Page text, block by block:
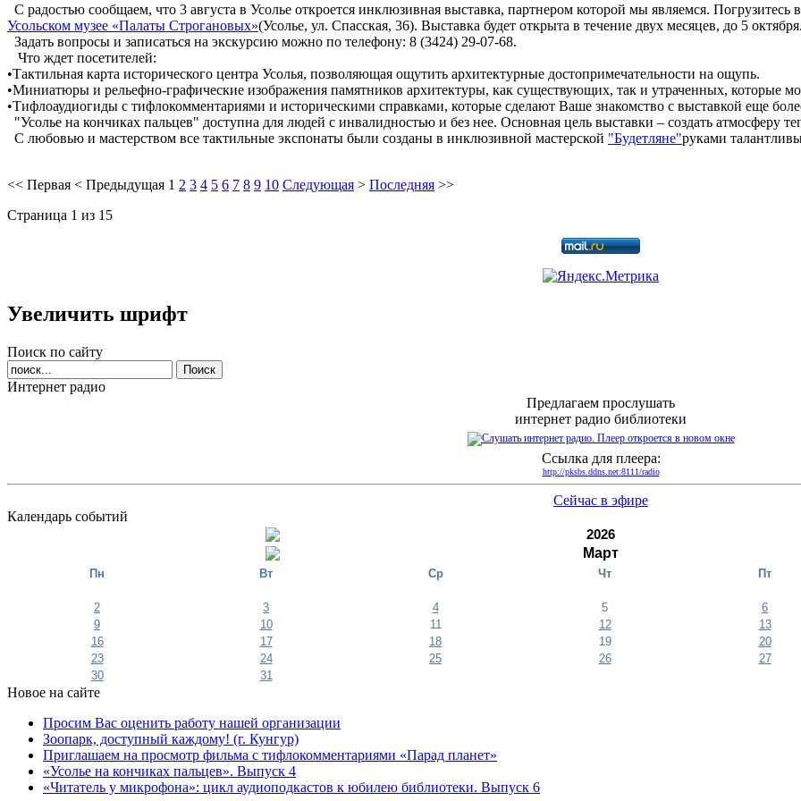
С радостью сообщаем, что 3 августа в Усолье откроется инклюзивная выставка, партнером которой мы являемся.
Усольском музее «Палаты Строгановых»(Усолье, ул. Спасская, 36). Выставка будет открыта в течение двух месяцев, до 5 октября.
Задать вопросы и записаться на экскурсию можно по телефону: 8 (3424) 29-07-68.
️ Что ждет посетителей:
•Тактильная карта исторического центра Усолья, позволяющая ощутить архитектурные достопримечательности на ощупь.
•Миниатюры и рельефно-графические изображения памятников архитектуры, как существующих, так и утраченных, которые
•Тифлоаудиогиды с тифлокомментариями и историческими справками, которые сделают Ваше знакомство с выставкой еще
"Усолье на кончиках пальцев" доступна для людей с инвалидностью и без нее. ️Основная цель выставки – создать атмосферу
С любовью и мастерством все тактильные экспонаты были созданы в инклюзивной мастерской "Будетляне"руками
<< Первая < Предыдущая 1 2 3 4 5 6 7 8 9 10 Следующая > Последняя >>
Страница 1 из 15
Увеличить шрифт
Поиск по сайту
Интернет радио
Предлагаем прослушать
интернет радио библиотеки
Ссылка для плеера:
http://pksbs.ddns.net:8111/radio
Сейчас в эфире
Календарь событий
2026
Март
Пн Вт Ср Чт Пт
2
3 4 5 6
9
10 11 12 13
16
17 18 19 20
23
24 25 26 27
30
31
Новое на сайте
Просим Вас оценить работу нашей организации
Зоопарк, доступный каждому! (г. Кунгур)
Приглашаем на просмотр фильма с тифлокомментариями «Парад планет»
«Усолье на кончиках пальцев». Выпуск 4
«Читатель у микрофона»: цикл аудиоподкастов к юбилею библиотеки. Выпуск 6